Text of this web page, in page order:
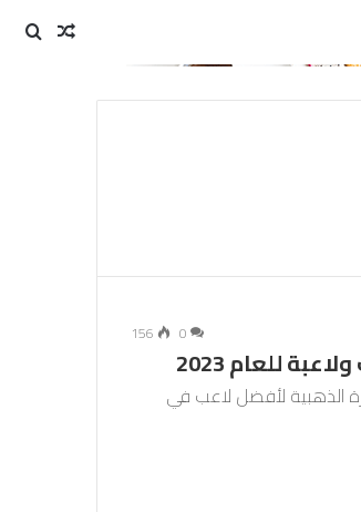
مقال
0
156
للعام 2023
الذهبية لأفضل لاعب في